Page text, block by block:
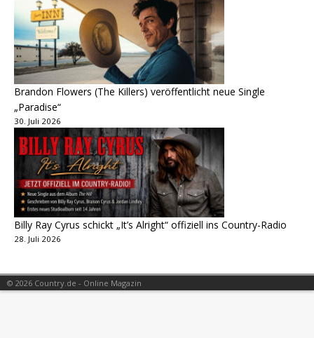
Brandon Flowers (The Killers) veröffentlicht neue Single
„Paradise“
30. Juli 2026
Billy Ray Cyrus schickt „It’s Alright“ offiziell ins Country-Radio
28. Juli 2026
© 2026 Country.de - Online Magazin